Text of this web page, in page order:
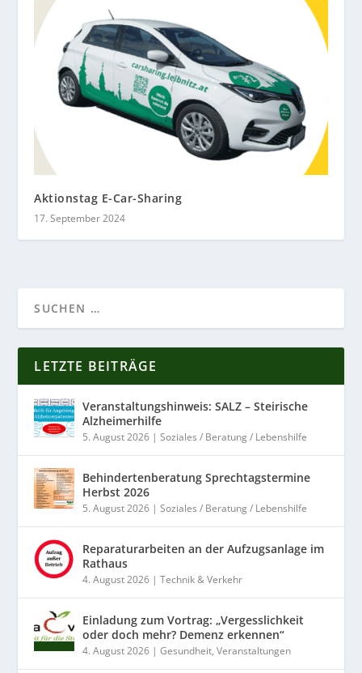
Aktionstag E-Car-Sharing
17. September 2024
LETZTE BEITRÄGE
Veranstaltungshinweis: SALZ – Steirische
Alzheimerhilfe
5. August 2026 |Soziales / Beratung / Lebenshilfe
Behindertenberatung Sprechtagstermine
Herbst 2026
5. August 2026 |Soziales / Beratung / Lebenshilfe
Reparaturarbeiten an der Aufzugsanlage im
Rathaus
4. August 2026 |Technik & Verkehr
Einladung zum Vortrag: „Vergesslichkeit
oder doch mehr? Demenz erkennen“
4. August 2026 |Gesundheit,Veranstaltungen